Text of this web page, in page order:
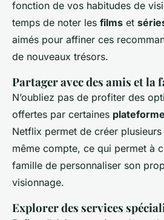
fonction de vos habitudes de
temps de noter les films et
aimés pour affiner ces
de nouveaux trésors.
Partager avec des amis et la
N’oubliez pas de profiter des
offertes par certaines
Netflix permet de créer
même compte, ce qui permet à
famille de personnaliser son
visionnage.
Explorer des services